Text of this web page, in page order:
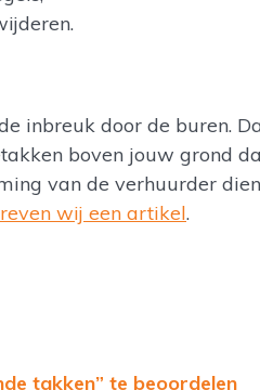
inbreuk door de buren.
boven jouw grond
van de verhuurder
wij een artikel.
takken” te beoordelen